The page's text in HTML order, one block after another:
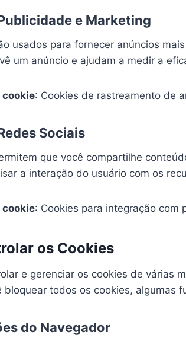
e Marketing
usados para fornecer anúncios
um anúncio e ajudam a medir a
cookie: Cookies de rastreamento de
Sociais
que você compartilhe
a interação do usuário com os
cookie: Cookies para integração com
os Cookies
e gerenciar os cookies de várias
bloquear todos os cookies, algumas
do Navegador